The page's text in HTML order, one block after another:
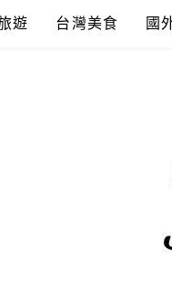
遊 台灣美食 國